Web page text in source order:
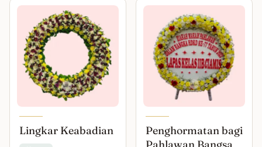
Lingkar Keabadian
Penghormatan bagi